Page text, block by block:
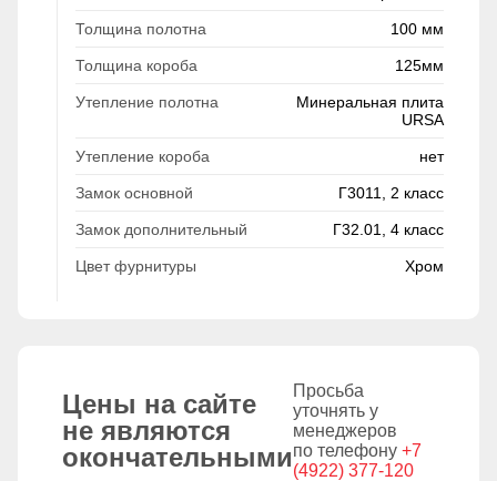
Толщина полотна 100 мм
Толщина короба 125мм
Утепление полотна
Минеральная плита
URSA
Утепление короба нет
Замок основной Г3011, 2 класс
Замок дополнительный Г32.01, 4 класс
Цвет фурнитуры Хром
Цены на сайте
не являются
окончательными
Просьба
уточнять у
менеджеров
по телефону +7
(4922) 377-120